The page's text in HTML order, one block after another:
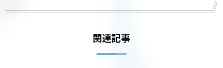
関連記事